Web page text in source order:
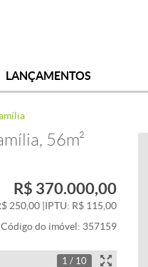
LANÇAMENTOS
56m²
R$ 370.000,00
250,00 IPTU: R$ 115,00
Código do imóvel: 357159
1 / 10